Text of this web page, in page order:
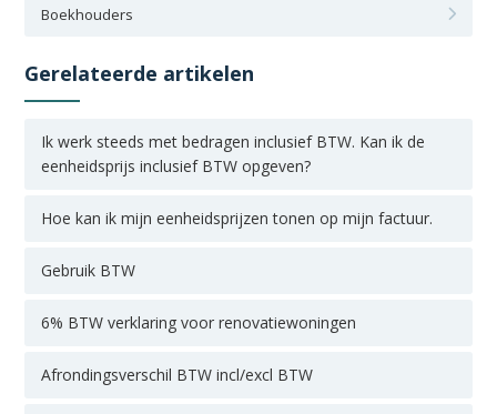
Boekhouders
Gerelateerde artikelen
Ik werk steeds met bedragen inclusief BTW. Kan ik de
eenheidsprijs inclusief BTW opgeven?
Hoe kan ik mijn eenheidsprijzen tonen op mijn factuur.
Gebruik BTW
6% BTW verklaring voor renovatiewoningen
Afrondingsverschil BTW incl/excl BTW